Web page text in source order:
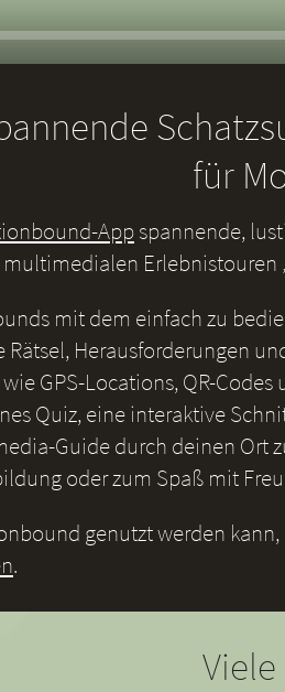
Seek
für
Appspannende,
Erlebnistouren
mit dem einfach zu
Rätsel, Herausforderungen
GPS-Locations, QR-Codes
Quiz, eine interaktive
Guide durch deinen Ort
oder zum Spaß mit
genutzt werden
.